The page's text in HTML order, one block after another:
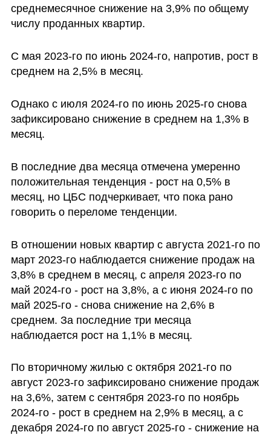
среднемесячное снижение на 3,9% по общему
числу проданных квартир.
С мая 2023-го по июнь 2024-го, напротив, рост в
среднем на 2,5% в месяц.
Однако с июля 2024-го по июнь 2025-го снова
зафиксировано снижение в среднем на 1,3% в
месяц.
В последние два месяца отмечена умеренно
положительная тенденция - рост на 0,5% в
месяц, но ЦБС подчеркивает, что пока рано
говорить о переломе тенденции.
В отношении новых квартир с августа 2021-го по
март 2023-го наблюдается снижение продаж на
3,8% в среднем в месяц, с апреля 2023-го по
май 2024-го - рост на 3,8%, а с июня 2024-го по
май 2025-го - снова снижение на 2,6% в
среднем. За последние три месяца
наблюдается рост на 1,1% в месяц.
По вторичному жилью с октября 2021-го по
август 2023-го зафиксировано снижение продаж
на 3,6%, затем с сентября 2023-го по ноябрь
2024-го - рост в среднем на 2,9% в месяц, а с
декабря 2024-го по август 2025-го - снижение на